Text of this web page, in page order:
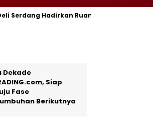
Hadirkan Ruang Publik Bersama
Dekade
Siap
Fase
Berikutnya